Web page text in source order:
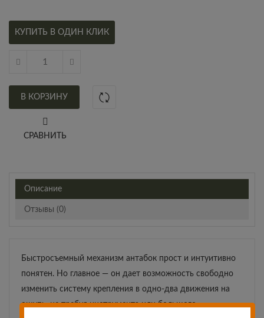
КУПИТЬ В ОДИН КЛИК
В КОРЗИНУ
СРАВНИТЬ
Описание
Отзывы (0)
Быстросъемный механизм антабок прост и интуитивно
понятен. Но главное — он дает возможность свободно
изменить систему крепления в одно-два движения на
ощупь, не требуя инструмента или большого